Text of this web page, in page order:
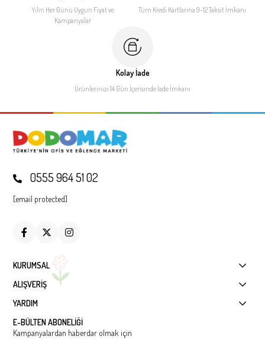
Yılın Her Günü Uygun Fiyatve
Kampanyalar
Tüm Kredi Kartlarına 9-12Taksit İmkanı
Kolay İade
Ürünlerinizi 14 Gün İçerisinde İade İmkanı
0555 964 51 02
[email protected]
KURUMSAL
ALIŞVERİŞ
YARDIM
E-BÜLTEN ABONELİĞİ
Kampanyalardan haberdar olmak için